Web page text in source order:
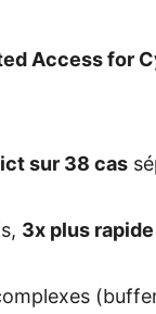
Access for
sur 38 cas
3x plus rapide